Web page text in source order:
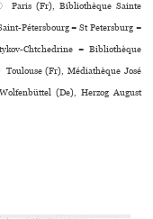
Paris (Fr), Bibliothèque Sainte
Pétersbourg = St Petersburg =
Chtchedrine = Bibliothèque
Toulouse (Fr), Médiathèque José
(De), Herzog August